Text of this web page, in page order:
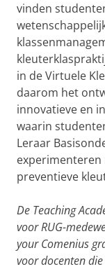
vinden
in de Virtuele
daarom het
innovatieve en
waarin
Leraar
experimenteren
preventieve
De Teaching
voor RUG-
your Comenius
voor docenten